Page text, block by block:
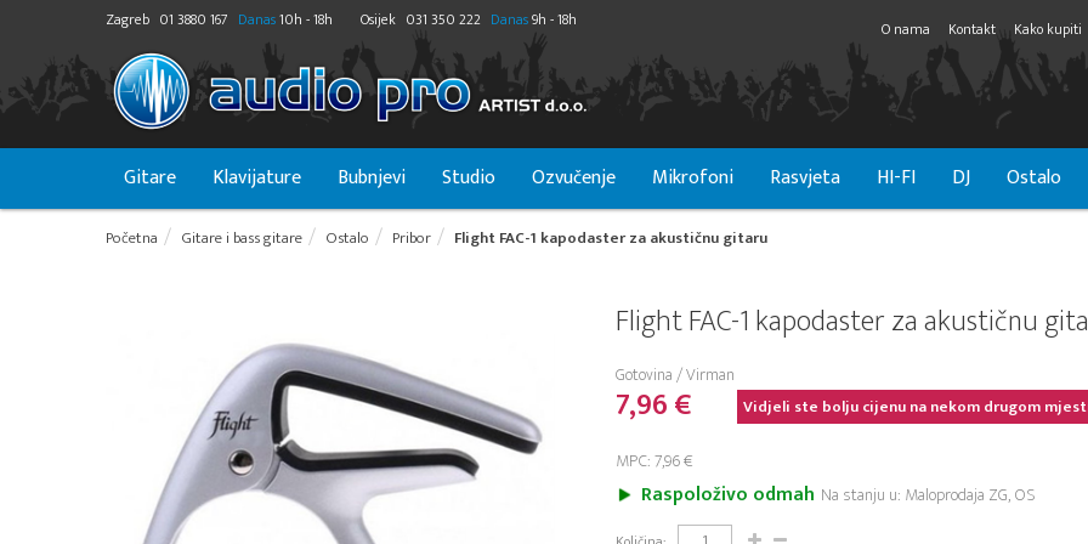
Zagreb 01 3880 167 Danas10h - 18h Osijek 031 350 222 Danas9h - 18h O nama Kontakt Kako kupiti
Gitare Klavijature Bubnjevi Studio Ozvučenje Mikrofoni Rasvjeta HI-FI DJ Ostalo
Početna Gitare i bass gitare Ostalo Pribor Flight FAC-1 kapodaster za akustičnu gitaru
Flight FAC-1 kapodaster za akustičnu
Gotovina / Virman
7,96 € Vidjeli ste bolju cijenu na nekom drugom
MPC: 7,96 €
Raspoloživo odmah Na stanju u: Maloprodaja ZG, OS